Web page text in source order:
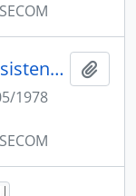
Abertura da IV Semana de Assistentes Sociais, Vitória
1978